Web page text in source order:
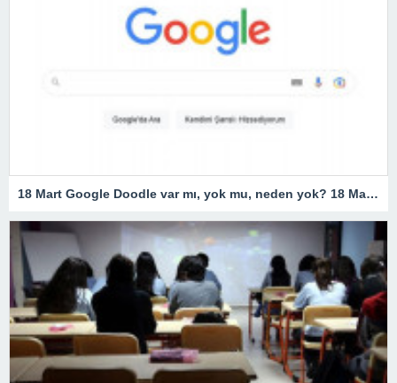
18 Mart Google Doodle var mı, yok mu, neden yok? 18 Mart Çanakkale Zaferi Doodle’ı neden yok, resmi açıklama geldi mi? Google 18 Mart Doodle yaptı mı?